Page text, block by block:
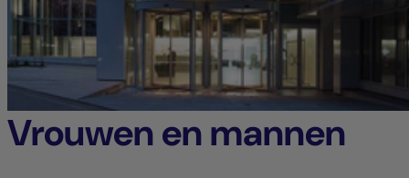
Vrouwen en mannen